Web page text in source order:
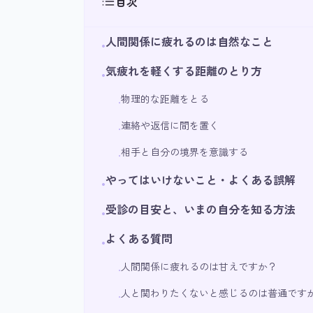
•人間関係に疲れるのは自然なこと
•気疲れを軽くする距離のとり方
•物理的な距離をとる
•連絡や返信に間を置く
•相手と自分の境界を意識する
•やってはいけないこと・よくある誤解
•受診の目安と、いまの自分を知る方法
•よくある質問
•人間関係に疲れるのは甘えですか？
•人と関わりたくないと感じるのは普通です